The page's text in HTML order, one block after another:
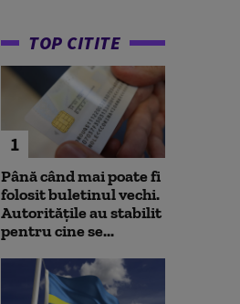
TOP CITITE
1
Până când mai poate fi
folosit buletinul vechi.
Autoritățile au stabilit
pentru cine se...